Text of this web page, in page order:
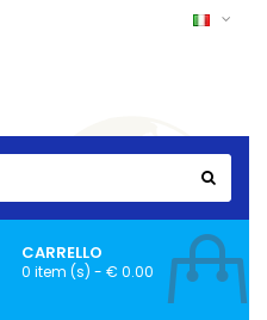
CARRELLO
0 item (s) - € 0.00